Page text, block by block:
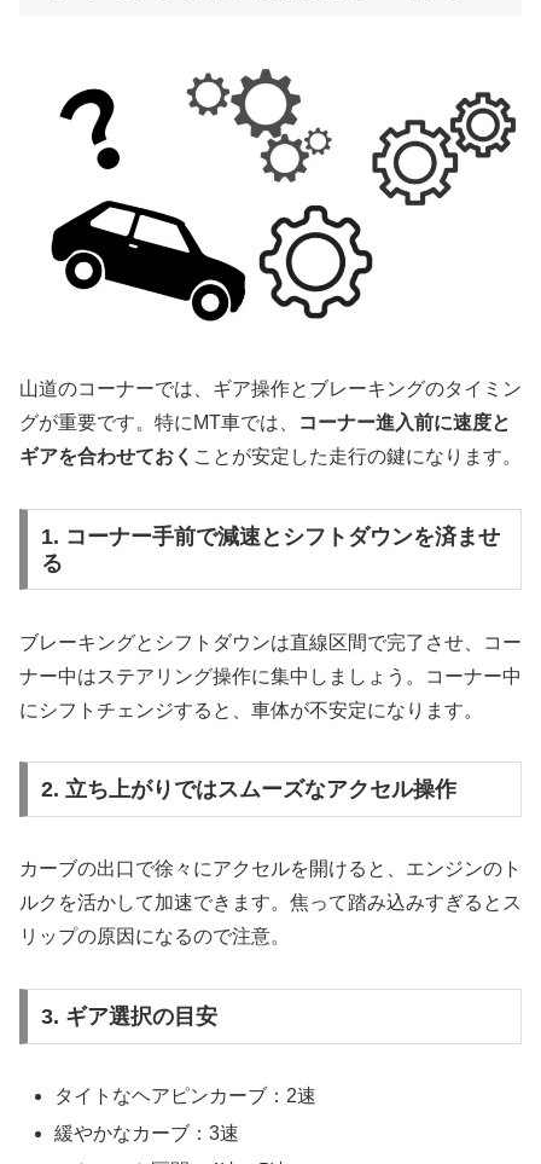
山道のコーナーでは、ギア操作とブレーキングのタイミン
グが重要です。特にMT車では、
コーナー進入前に速度と
ギアを合わせておく ことが安定した走行の鍵になります。
1. コーナー手前で減速とシフトダウンを済ませ
る
ブレーキングとシフトダウンは直線区間で完了させ、コー
ナー中はステアリング操作に集中しましょう。コーナー中
にシフトチェンジすると、車体が不安定になります。
2. 立ち上がりではスムーズなアクセル操作
カーブの出口で徐々にアクセルを開けると、エンジンのト
ルクを活かして加速できます。焦って踏み込みすぎるとス
リップの原因になるので注意。
3. ギア選択の目安
タイトなヘアピンカーブ：2速
緩やかなカーブ：3速